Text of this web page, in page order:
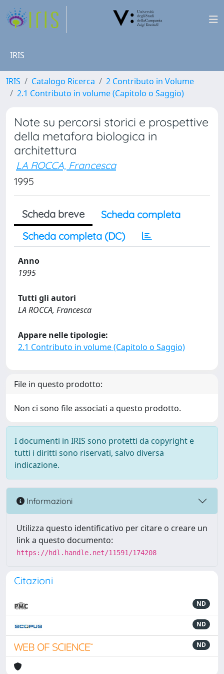
IRIS
IRIS Catalogo Ricerca
2 Contributo in Volume
2.1 Contributo in volume (Capitolo o Saggio)
Note su percorsi storici e prospettive
della metafora biologica in
architettura
LA ROCCA, Francesca
1995
Scheda breve
Scheda completa
Scheda completa (DC)
Anno
1995
Tutti gli autori
LA ROCCA, Francesca
Appare nelle tipologie:
2.1 Contributo in volume (Capitolo o Saggio)
File in questo prodotto:
Non ci sono file associati a questo prodotto.
I documenti in IRIS sono protetti da copyright e
tutti i diritti sono riservati, salvo diversa
indicazione.
Informazioni
Utilizza questo identificativo per citare o creare un
link a questo documento:
https://hdl.handle.net/11591/174208
Citazioni
ND
ND
ND